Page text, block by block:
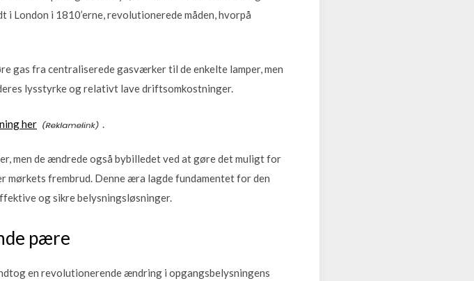
London i 1810’erne, revolutionerede måden, hvorpå
gas fra centraliserede gasværker til de enkelte lamper, men
lysstyrke og relativt lave driftsomkostninger.
her
men de ændrede også bybilledet ved at gøre det muligt for
frembrud. Denne æra lagde fundamentet for den
og sikre belysningsløsninger.
pære
en revolutionerende ændring i opgangsbelysningens